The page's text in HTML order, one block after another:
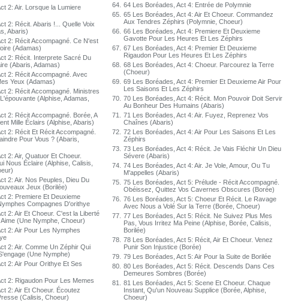
2: Air. Lorsque la Lumiere
2: Récit. Abaris !... Quelle Voix
Abaris)
2: Récit Accompagné. Ce N'est
(Adamas)
2: Récit. Interprete Sacré Du
(Abaris, Adamas)
2: Récit Accompagné. Avec
Yeux (Adamas)
2: Récit Accompagné. Ministres
(Alphise, Adamas,
2: Récit Accompagné. Borée, A
Mille Éclairs (Alphise, Abaris)
2: Récit Et Récit Accompagné.
Pour Vous ? (Abaris,
2: Air, Quatuor Et Choeur.
Nous Éclaire (Alphise, Calisis,
2: Air. Nos Peuples, Dieu Du
Jeux (Borilée)
2: Premiere Et Deuxieme
Compagnes D'orithye
2: Air Et Choeur. C'est la Liberté
(Une Nymphe, Choeur)
2: Air Pour Les Nymphes
2: Air. Comme Un Zéphir Qui
(Une Nymphe)
2: Air Pour Orithye Et Ses
2: Rigaudon Pour Les Memes
2: Air Et Choeur. Écoutez
(Calisis, Choeur)
64. 64 Les Boréades, Act 4: Entrée de Polymnie
65. 65 Les Boréades, Act 4: Air Et Choeur. Commandez
Aux Tendres Zéphirs (Polymnie, Choeur)
66. 66 Les Boréades, Act 4: Premiere Et Deuxieme
Gavotte Pour Les Heures Et Les Zéphirs
67. 67 Les Boréades, Act 4: Premier Et Deuxieme
Rigaudon Pour Les Heures Et Les Zéphirs
68. 68 Les Boréades, Act 4: Choeur. Parcourez la Terre
(Choeur)
69. 69 Les Boréades, Act 4: Premier Et Deuxieme Air Pour
Les Saisons Et Les Zéphirs
70. 70 Les Boréades, Act 4: Récit. Mon Pouvoir Doit Servir
Au Bonheur Des Humains (Abaris)
71.
71 Les Boréades, Act 4: Air. Fuyez, Reprenez Vos
Chaînes (Abaris)
72. 72 Les Boréades, Act 4: Air Pour Les Saisons Et Les
Zéphirs
73. 73 Les Boréades, Act 4: Récit. Je Vais Fléchir Un Dieu
Sévere (Abaris)
74. 74 Les Boréades, Act 4: Air. Je Vole, Amour, Ou Tu
M'appelles (Abaris)
75. 75 Les Boréades, Act 5: Prélude - Récit Accompagné.
Obéissez, Quittez Vos Cavernes Obscures (Borée)
76. 76 Les Boréades, Act 5: Choeur Et Récit. Le Ravage
Avec Nous a Volé Sur la Terre (Borée, Choeur)
77. 77 Les Boréades, Act 5: Récit. Ne Suivez Plus Mes
Pas, Vous Irritez Ma Peine (Alphise, Borée, Calisis,
Borilée)
78. 78 Les Boréades, Act 5: Récit, Air Et Choeur. Venez
Punir Son Injustice (Borée)
79. 79 Les Boréades, Act 5: Air Pour la Suite de Borilée
80. 80 Les Boréades, Act 5: Récit. Descends Dans Ces
Demeures Sombres (Borée)
81.
81 Les Boréades, Act 5: Scene Et Choeur. Chaque
Instant, Qu'un Nouveau Supplice (Borée, Alphise,
Choeur)